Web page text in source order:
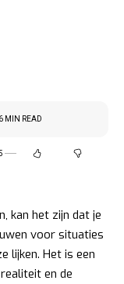
MIN READ
kan het zijn dat je
voor situaties
lijken. Het is een
en de